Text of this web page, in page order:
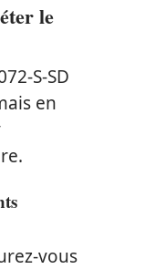
le
S-SD
en
vous